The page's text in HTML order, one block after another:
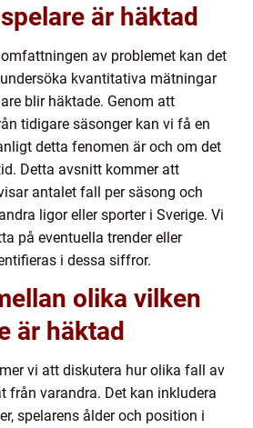
är häktad
av problemet kan det
kvantitativa mätningar
blir häktade. Genom att
tidigare säsonger kan vi få en
detta fenomen är och om det
Detta avsnitt kommer att
antalet fall per säsong och
ligor eller sporter i Sverige. Vi
på eventuella trender eller
i dessa siffror.
olika vilken
är häktad
vi att diskutera hur olika fall av
från varandra. Det kan inkludera
spelarens ålder och position i